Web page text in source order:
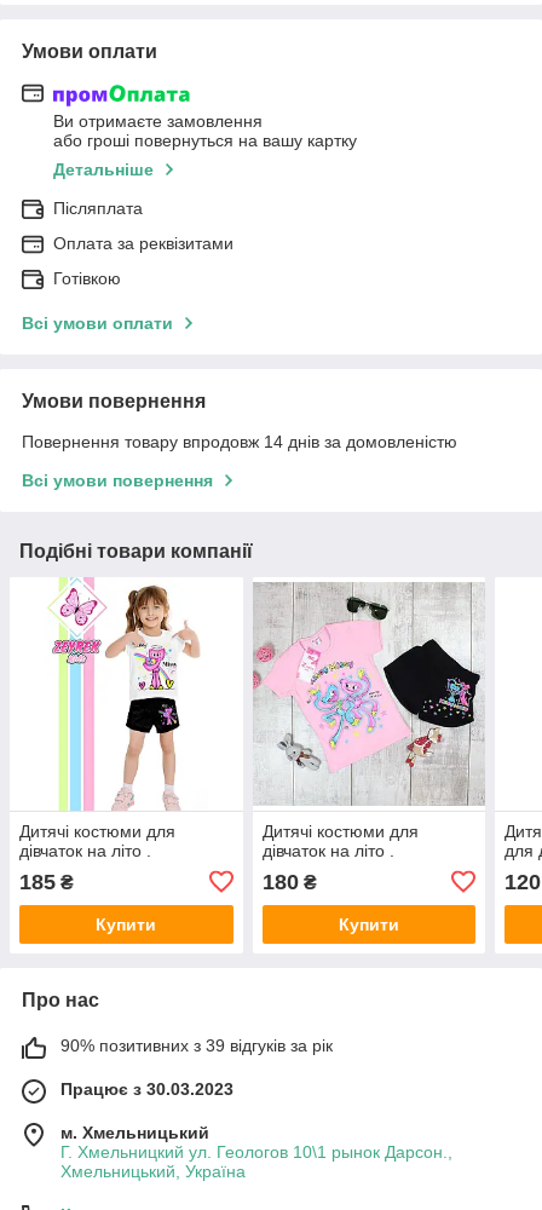
Умови оплати
Ви отримаєте замовлення
або гроші повернуться на вашу картку
Детальніше
Післяплата
Оплата за реквізитами
Готівкою
Всі умови оплати
Умови повернення
Повернення товару впродовж 14 днів за домовленістю
Всі умови повернення
Подібні товари компанії
Дитячі костюми для
дівчаток на літо .
185 ₴
Купити
Дитячі костюми для
дівчаток на літо .
180₴
Купити
для
120
Про нас
90% позитивних з 39 відгуків за рік
Працює з 30.03.2023
м. Хмельницький
Г. Хмельницкий ул. Геологов 10\1 рынок Дарсон.,
Хмельницький, Україна